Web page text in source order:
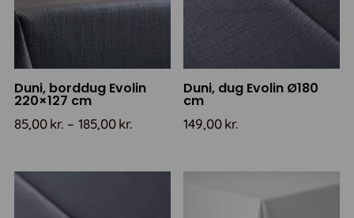
Duni, borddug Evolin
220×127 cm
85,00kr. – 185,00kr. Prisinterval:
Duni, dug Evolin Ø180
cm
149,00kr.